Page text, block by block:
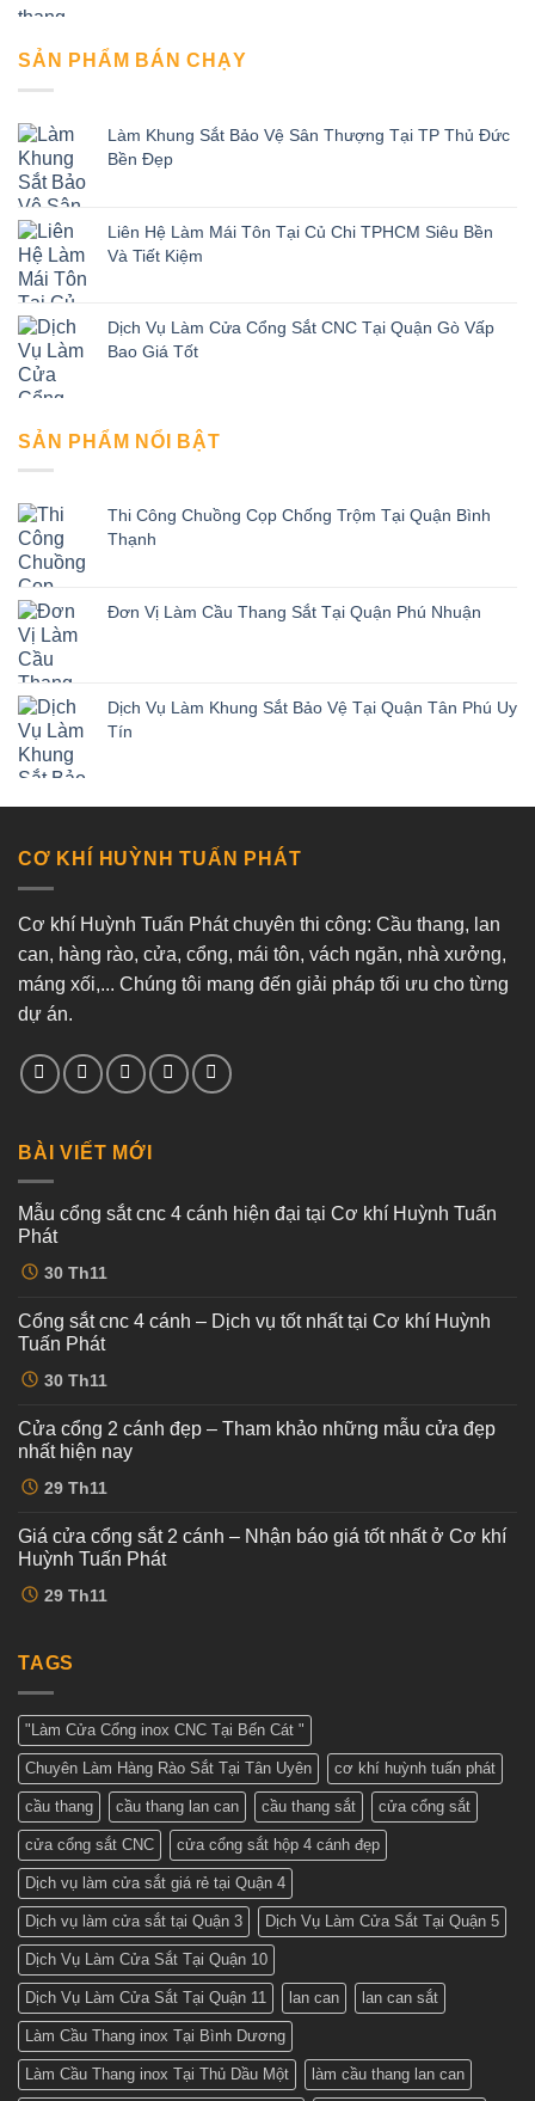
SẢN PHẨM BÁN CHẠY
Làm Khung Sắt Bảo Vệ Sân Thượng Tại TP Thủ Đức
Bền Đẹp
Liên Hệ Làm Mái Tôn Tại Củ Chi TPHCM Siêu Bền
Và Tiết Kiệm
Dịch Vụ Làm Cửa Cổng Sắt CNC Tại Quận Gò Vấp
Bao Giá Tốt
SẢN PHẨM NỔI BẬT
Thi Công Chuồng Cọp Chống Trộm Tại Quận Bình
Thạnh
Đơn Vị Làm Cầu Thang Sắt Tại Quận Phú Nhuận
Dịch Vụ Làm Khung Sắt Bảo Vệ Tại Quận Tân Phú Uy
Tín
CƠ KHÍ HUỲNH TUẤN PHÁT
Cơ khí Huỳnh Tuấn Phát chuyên thi công: Cầu thang, lan
can, hàng rào, cửa, cổng, mái tôn, vách ngăn, nhà xưởng,
máng xối,... Chúng tôi mang đến giải pháp tối ưu cho từng
dự án.
BÀI VIẾT MỚI
30 Th11
Mẫu cổng sắt cnc 4 cánh hiện đại tại Cơ khí Huỳnh Tuấn
Phát
Không
có
ở
Mẫu
cổng
sắt
cnc
hiện
đại
tại
Cơ
khí
Phát
30 Th11
Cổng sắt cnc 4 cánh – Dịch vụ tốt nhất tại Cơ khí Huỳnh
Tuấn Phát
Không
có
ở
Cổng
sắt
cnc
4
Dịch
vụ
tốt
nhất
tại
Tuấn
29 Th11
Cửa cổng 2 cánh đẹp – Tham khảo những mẫu cửa đẹp
nhất hiện nay
Không
có
ở
Cửa
cổng
cánh
khảo
mẫu
đẹp
nhất
hiện
nay
29 Th11
Giá cửa cổng sắt 2 cánh – Nhận báo giá tốt nhất ở Cơ khí
Huỳnh Tuấn Phát
Không
có
Giá
cổng
2
cánh
–
Nhận
báo
tốt
nhất
Cơ
khí
Huỳnh
Tuấn
Phát
TAGS
"Làm Cửa Cổng inox CNC Tại Bến Cát "
Chuyên Làm Hàng Rào Sắt Tại Tân Uyên cơ khí huỳnh tuấn phát
cầu thang cầu thang lan can cầu thang sắt cửa cổng sắt
cửa cổng sắt CNC cửa cổng sắt hộp 4 cánh đẹp
Dịch vụ làm cửa sắt giá rẻ tại Quận 4
Dịch vụ làm cửa sắt tại Quận 3 Dịch Vụ Làm Cửa Sắt Tại Quận 5
Dịch Vụ Làm Cửa Sắt Tại Quận 10
Dịch Vụ Làm Cửa Sắt Tại Quận 11 lan can lan can sắt
Làm Cầu Thang inox Tại Bình Dương
Làm Cầu Thang inox Tại Thủ Dầu Một làm cầu thang lan can